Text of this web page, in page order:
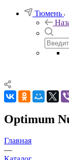
Тюмень
Optimum
Главная
—